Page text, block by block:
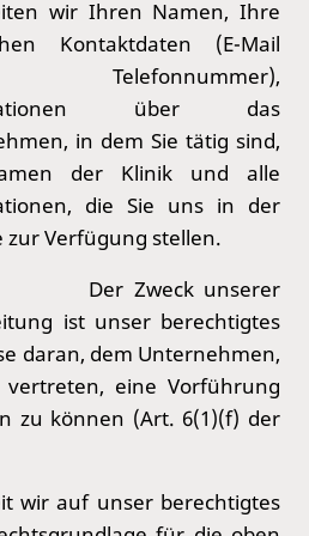
wir Ihren Namen, Ihre
Kontaktdaten (E-Mail
über das
in dem Sie tätig sind,
der Klinik und alle
die Sie uns in der
zur Verfügung stellen.
Der Zweck unserer
ist unser berechtigtes
daran, dem Unternehmen,
vertreten, eine Vorführung
zu können (Art. 6(1)(f) der
wir auf unser berechtigtes